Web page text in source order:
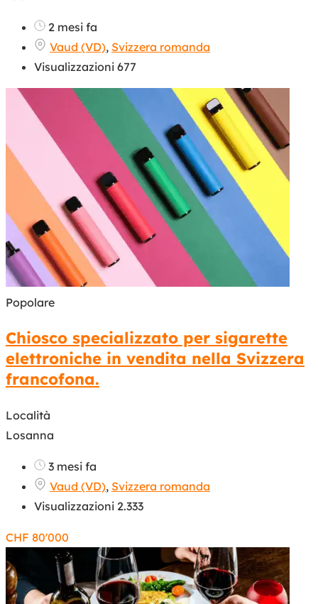
2 mesi fa
Vaud (VD), Svizzera romanda
Visualizzazioni 677
Popolare
Chiosco specializzato per sigarette
elettroniche in vendita nella Svizzera
francofona.
Località
Losanna
3 mesi fa
Vaud (VD), Svizzera romanda
Visualizzazioni 2.333
CHF 80'000